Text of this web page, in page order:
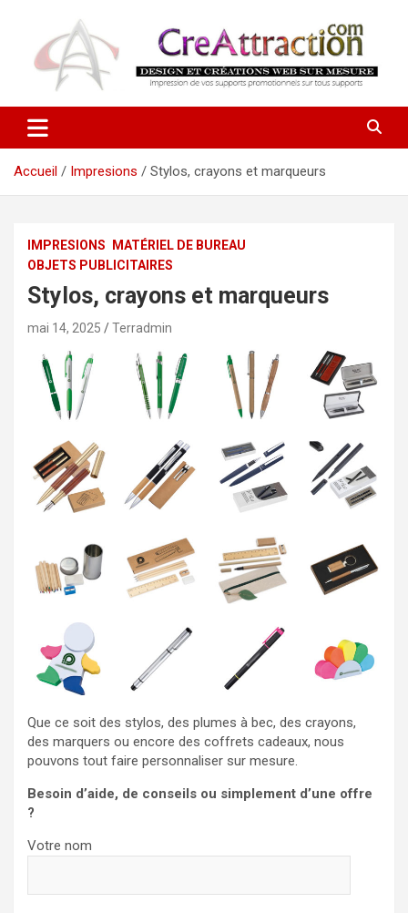
contenu
CreAttraction
Accueil Impresions Stylos, crayons et marqueurs
IMPRESIONS
MATÉRIEL DE BUREAU
OBJETS PUBLICITAIRES
Stylos, crayons et marqueurs
mai 14, 2025 Terradmin
Que ce soit des stylos, des plumes à bec, des crayons,
des marquers ou encore des coffrets cadeaux, nous
pouvons tout faire personnaliser sur mesure.
Besoin d’aide, de conseils ou simplement d’une offre
?
Votre nom